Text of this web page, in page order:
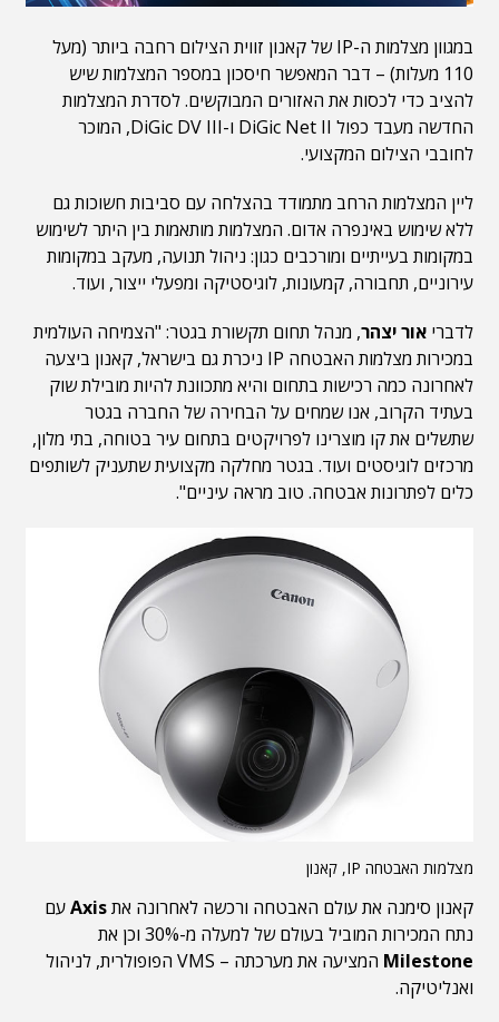
במגוון מצלמות ה-IP של קאנון זווית הצילום רחבה ביותר (מעל
110 מעלות) – דבר המאפשר חיסכון במספר המצלמות שיש
להציב כדי לכסות את האזורים המבוקשים. לסדרת המצלמות
החדשה מעבד כפול DiGic Net II ו-DiGic DV III, המוכר
לחובבי הצילום המקצועי.
ליין המצלמות הרחב מתמודד בהצלחה עם סביבות חשוכות גם
ללא שימוש באינפרה אדום. המצלמות מותאמות בין היתר לשימוש
במקומות בעייתיים ומורכבים כגון: ניהול תנועה, מעקב במקומות
עירוניים, תחבורה, קמעונות, לוגיסטיקה ומפעלי ייצור, ועוד.
לדברי אור יצהר, מנהל תחום תקשורת בגטר: "הצמיחה העולמית
במכירות מצלמות האבטחה IP ניכרת גם בישראל, קאנון ביצעה
לאחרונה כמה רכישות בתחום והיא מתכוונת להיות מובילת שוק
בעתיד הקרוב, אנו שמחים על הבחירה של החברה בגטר
שתשלים את קו מוצרינו לפרויקטים בתחום עיר בטוחה, בתי מלון,
מרכזים לוגיסטים ועוד. בגטר מחלקה מקצועית שתעניק לשותפים
כלים לפתרונות אבטחה. טוב מראה עיניים".
מצלמות האבטחה IP, קאנון
קאנון סימנה את עולם האבטחה ורכשה לאחרונה אתAxisעם
נתח המכירות המוביל בעולם של למעלה מ-30% וכן את
Milestone
המציעה את מערכתה – VMS הפופולרית, לניהול
ואנליטיקה.